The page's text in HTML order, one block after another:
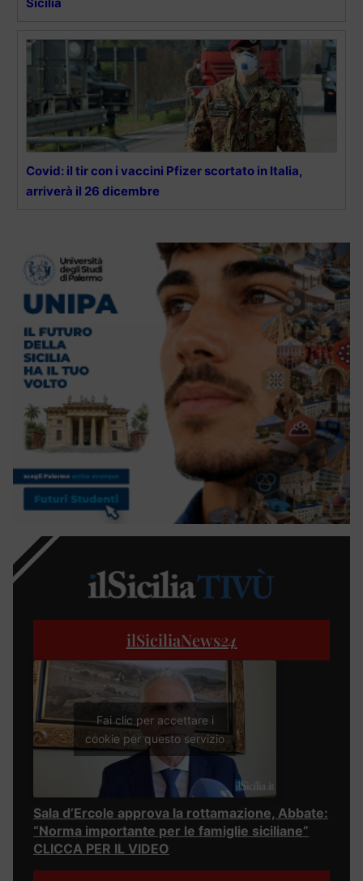
Covid: il tir con i vaccini Pfizer scortato in Italia,
arriverà il 26 dicembre
ilSiciliaNews24
Fai clic per accettare i
cookie per questo servizio
Sala d’Ercole approva la rottamazione, Abbate:
“Norma importante per le famiglie siciliane”
CLICCA PER IL VIDEO